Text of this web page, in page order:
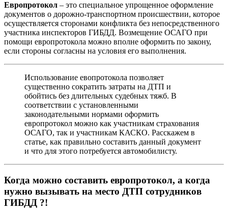
Европротокол – это специальное упрощенное оформление
документов о дорожно-транспортном происшествии, которое
осуществляется сторонами конфликта без непосредственного
участника инспекторов ГИБДД. Возмещение ОСАГО при
помощи европротокола можно вполне оформить по закону,
если стороны согласны на условия его выполнения.
Использование евопротокола позволяет
существенно сократить затраты на ДТП и
обойтись без длительных судебных тяжб. В
соответствии с установленными
законодательными нормами оформить
европротокол можно как участникам страхования
ОСАГО, так и участникам КАСКО. Расскажем в
статье, как правильно составить данный документ
и что для этого потребуется автомобилисту.
Когда можно составить европротокол, а когда
нужно вызывать на место ДТП сотрудников
ГИБДД ?!